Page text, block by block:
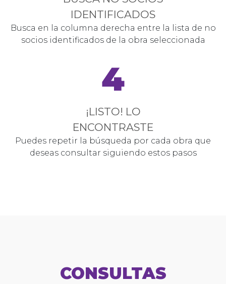
IDENTIFICADOS
Busca en la columna derecha entre la lista de no
socios identificados de la obra seleccionada
4
¡LISTO! LO
ENCONTRASTE
Puedes repetir la búsqueda por cada obra que
deseas consultar siguiendo estos pasos
CONSULTAS